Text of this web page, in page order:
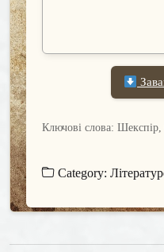
Ключові слова:
Category: